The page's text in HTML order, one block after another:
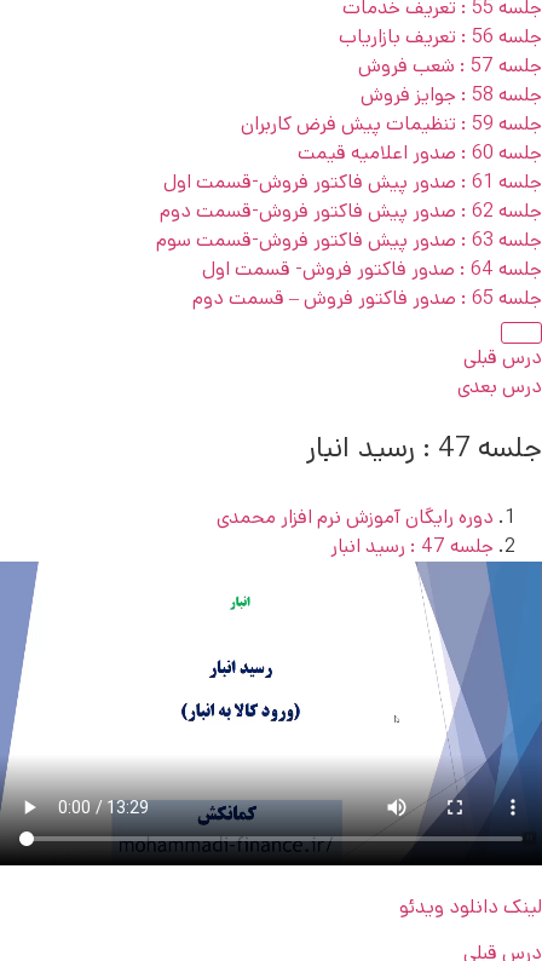
جلسه 55 : تعریف خدمات
جلسه 56 : تعریف بازاریاب
جلسه 57 : شعب فروش
جلسه 58 : جوایز فروش
جلسه 59 : تنظیمات پیش فرض کاربران
جلسه 60 : صدور اعلامیه قیمت
جلسه 61 : صدور پیش فاکتور فروش-قسمت اول
جلسه 62 : صدور پیش فاکتور فروش-قسمت دوم
جلسه 63 : صدور پیش فاکتور فروش-قسمت سوم
جلسه 64 : صدور فاکتور فروش- قسمت اول
جلسه 65 : صدور فاکتور فروش – قسمت دوم
درس قبلی
درس بعدی
جلسه 47 : رسید انبار
دوره رایگان آموزش نرم افزار محمدی
جلسه 47 : رسید انبار
لینک دانلود ویدئو
درس قبلی